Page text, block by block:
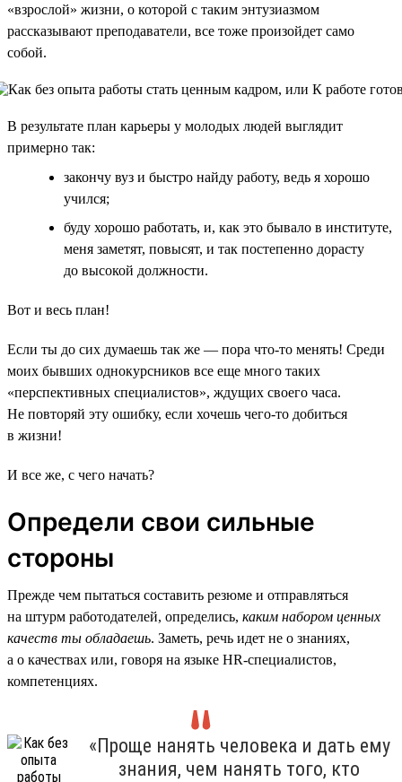
«взрослой» жизни, о которой с таким энтузиазмом
рассказывают преподаватели, все тоже произойдет само
собой.
В результате план карьеры у молодых людей выглядит
примерно так:
закончу вуз и быстро найду работу, ведь я хорошо
учился;
буду хорошо работать, и, как это бывало в институте,
меня заметят, повысят, и так постепенно дорасту
до высокой должности.
Вот и весь план!
Если ты до сих думаешь так же — пора что-то менять! Среди
моих бывших однокурсников все еще много таких
«перспективных специалистов», ждущих своего часа.
Не повторяй эту ошибку, если хочешь чего-то добиться
в жизни!
И все же, с чего начать?
Определи свои сильные
стороны
Прежде чем пытаться составить резюме и отправляться
на штурм работодателей, определись, каким набором ценных
качеств ты обладаешь. Заметь, речь идет не о знаниях,
а о качествах или, говоря на языке HR-специалистов,
компетенциях.
«Проще нанять человека и дать ему
знания, чем нанять того, кто